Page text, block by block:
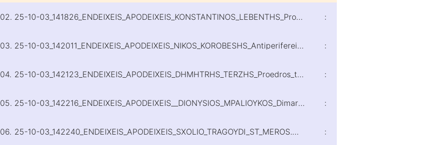
02. 25-10-03_141826_ENDEIXEIS_APODEIXEIS_KONSTANTINOS_LEBENTHS_Proedros_toy_Epimelhthrioy_Hleias_B_MEROS.mp4 :
03. 25-10-03_142011_ENDEIXEIS_APODEIXEIS_NIKOS_KOROBESHS_Antiperifereiarxhs_Hleias_G_MEROS__.mp4 :
04. 25-10-03_142123_ENDEIXEIS_APODEIXEIS_DHMHTRHS_TERZHS_Proedros_toy_Emporikoy_Syllogoy_Kyparissias__D_MEROS_.mp4 :
05. 25-10-03_142216_ENDEIXEIS_APODEIXEIS__DIONYSIOS_MPALIOYKOS_Dimarxos_Andritsainas-Krestenon_E_MEROS.mp4 :
06. 25-10-03_142240_ENDEIXEIS_APODEIXEIS_SXOLIO_TRAGOYDI_ST_MEROS.mp4 :